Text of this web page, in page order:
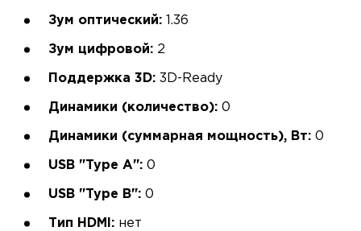
Зум оптический: 1.36
Зум цифровой: 2
Поддержка 3D: 3D-Ready
Динамики (количество): 0
Динамики (суммарная мощность), Вт: 0
USB "Type A": 0
USB "Type B": 0
Тип HDMI: нет